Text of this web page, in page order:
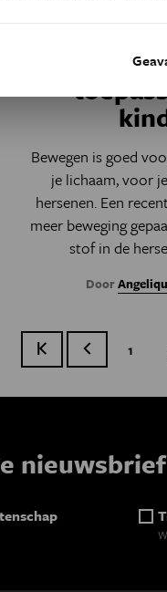
"Meer
grijze
Bewegen is goed
je lichaam, voor
hersenen. Een
meer beweging
stof in de
Door
Eerste paginaVorige pagina
Page
1
nieuwsbrief